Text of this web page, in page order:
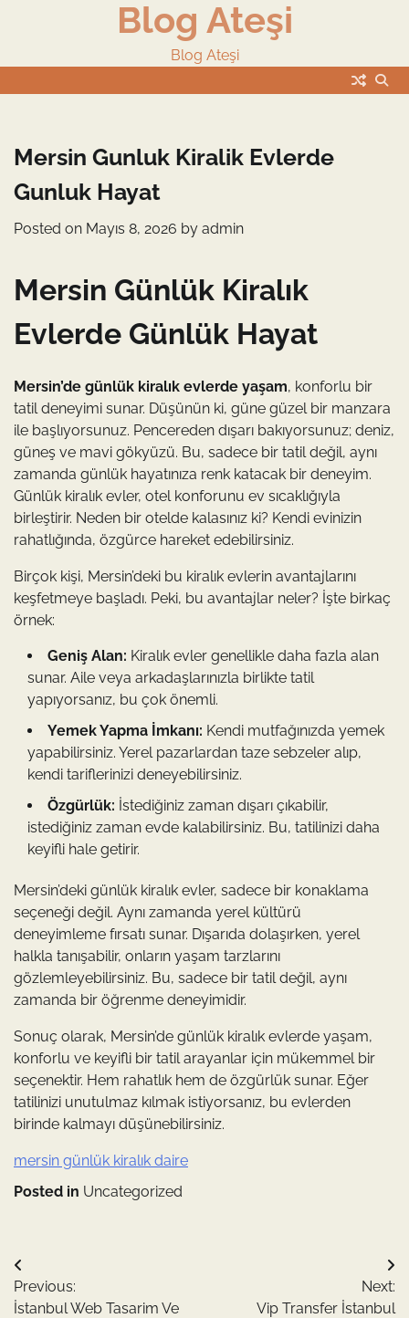
Blog Ateşi
Blog Ateşi
Mersin Gunluk Kiralik Evlerde
Gunluk Hayat
Posted on Mayıs 8, 2026 by admin
Mersin Günlük Kiralık
Evlerde Günlük Hayat
Mersin’de günlük kiralık evlerde yaşam, konforlu bir
tatil deneyimi sunar. Düşünün ki, güne güzel bir manzara
ile başlıyorsunuz. Pencereden dışarı bakıyorsunuz; deniz,
güneş ve mavi gökyüzü. Bu, sadece bir tatil değil, aynı
zamanda günlük hayatınıza renk katacak bir deneyim.
Günlük kiralık evler, otel konforunu ev sıcaklığıyla
birleştirir. Neden bir otelde kalasınız ki? Kendi evinizin
rahatlığında, özgürce hareket edebilirsiniz.
Birçok kişi, Mersin’deki bu kiralık evlerin avantajlarını
keşfetmeye başladı. Peki, bu avantajlar neler? İşte birkaç
örnek:
Geniş Alan: Kiralık evler genellikle daha fazla alan
sunar. Aile veya arkadaşlarınızla birlikte tatil
yapıyorsanız, bu çok önemli.
Yemek Yapma İmkanı: Kendi mutfağınızda yemek
yapabilirsiniz. Yerel pazarlardan taze sebzeler alıp,
kendi tariflerinizi deneyebilirsiniz.
Özgürlük: İstediğiniz zaman dışarı çıkabilir,
istediğiniz zaman evde kalabilirsiniz. Bu, tatilinizi daha
keyifli hale getirir.
Mersin’deki günlük kiralık evler, sadece bir konaklama
seçeneği değil. Aynı zamanda yerel kültürü
deneyimleme fırsatı sunar. Dışarıda dolaşırken, yerel
halkla tanışabilir, onların yaşam tarzlarını
gözlemleyebilirsiniz. Bu, sadece bir tatil değil, aynı
zamanda bir öğrenme deneyimidir.
Sonuç olarak, Mersin’de günlük kiralık evlerde yaşam,
konforlu ve keyifli bir tatil arayanlar için mükemmel bir
seçenektir. Hem rahatlık hem de özgürlük sunar. Eğer
tatilinizi unutulmaz kılmak istiyorsanız, bu evlerden
birinde kalmayı düşünebilirsiniz.
mersin günlük kiralık daire
Posted in Uncategorized
Yazı
gezinmesi
Previous:
İstanbul Web Tasarim Ve
Next:
Vip Transfer İstanbul